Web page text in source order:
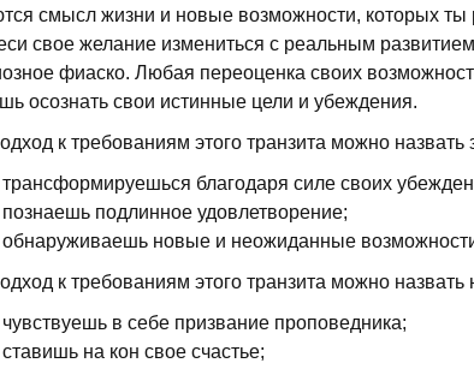
смысл жизни и новые возможности, которых
свое желание измениться с реальным
фиаско. Любая переоценка своих
осознать свои истинные цели и убеждения.
к требованиям этого транзита можно
трансформируешься благодаря силе своих
познаешь подлинное удовлетворение;
обнаруживаешь новые и неожиданные
к требованиям этого транзита можно
чувствуешь в себе призвание проповедника;
ставишь на кон свое счастье;